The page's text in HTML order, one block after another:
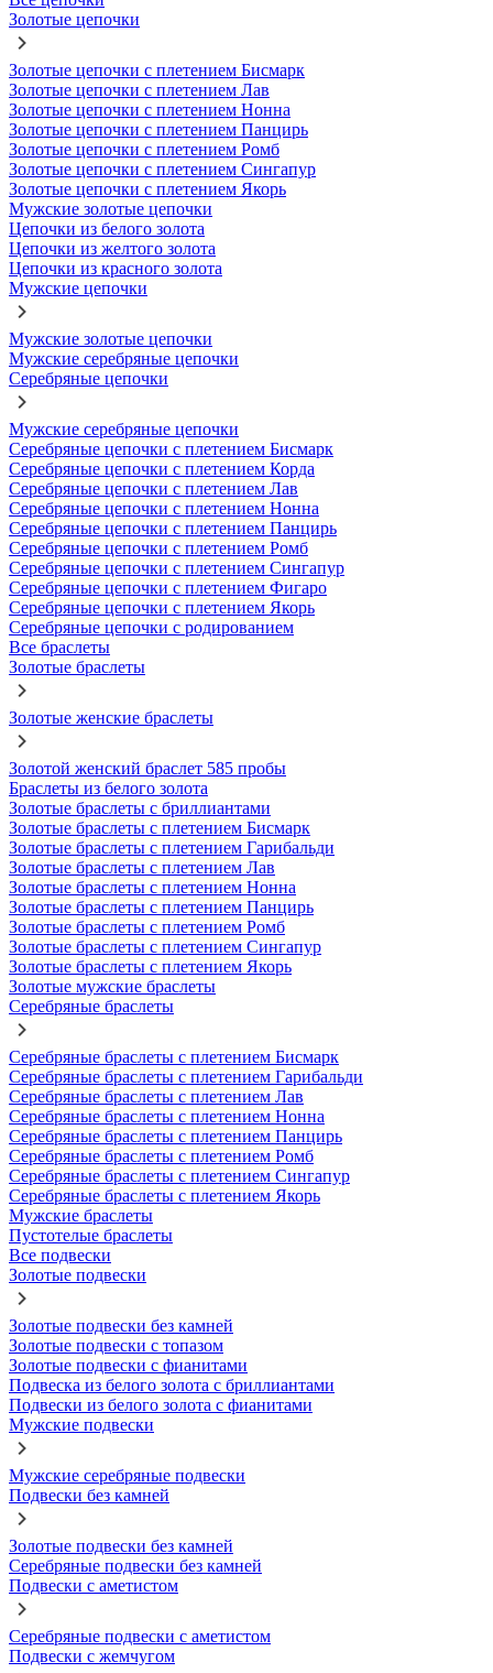
Золотые цепочки
Золотые цепочки с плетением Бисмарк
Золотые цепочки с плетением Лав
Золотые цепочки с плетением Нонна
Золотые цепочки с плетением Панцирь
Золотые цепочки с плетением Ромб
Золотые цепочки с плетением Сингапур
Золотые цепочки с плетением Якорь
Мужские золотые цепочки
Цепочки из белого золота
Цепочки из желтого золота
Цепочки из красного золота
Мужские цепочки
Мужские золотые цепочки
Мужские серебряные цепочки
Серебряные цепочки
Мужские серебряные цепочки
Серебряные цепочки с плетением Бисмарк
Серебряные цепочки с плетением Корда
Серебряные цепочки с плетением Лав
Серебряные цепочки с плетением Нонна
Серебряные цепочки с плетением Панцирь
Серебряные цепочки с плетением Ромб
Серебряные цепочки с плетением Сингапур
Серебряные цепочки с плетением Фигаро
Серебряные цепочки с плетением Якорь
Серебряные цепочки с родированием
Все браслеты
Золотые браслеты
Золотые женские браслеты
Золотой женский браслет 585 пробы
Браслеты из белого золота
Золотые браслеты с бриллиантами
Золотые браслеты с плетением Бисмарк
Золотые браслеты с плетением Гарибальди
Золотые браслеты с плетением Лав
Золотые браслеты с плетением Нонна
Золотые браслеты с плетением Панцирь
Золотые браслеты с плетением Ромб
Золотые браслеты с плетением Сингапур
Золотые браслеты с плетением Якорь
Золотые мужские браслеты
Серебряные браслеты
Серебряные браслеты с плетением Бисмарк
Серебряные браслеты с плетением Гарибальди
Серебряные браслеты с плетением Лав
Серебряные браслеты с плетением Нонна
Серебряные браслеты с плетением Панцирь
Серебряные браслеты с плетением Ромб
Серебряные браслеты с плетением Сингапур
Серебряные браслеты с плетением Якорь
Мужские браслеты
Пустотелые браслеты
Все подвески
Золотые подвески
Золотые подвески без камней
Золотые подвески с топазом
Золотые подвески с фианитами
Подвеска из белого золота с бриллиантами
Подвески из белого золота с фианитами
Мужские подвески
Мужские серебряные подвески
Подвески без камней
Золотые подвески без камней
Серебряные подвески без камней
Подвески с аметистом
Серебряные подвески с аметистом
Подвески с жемчугом